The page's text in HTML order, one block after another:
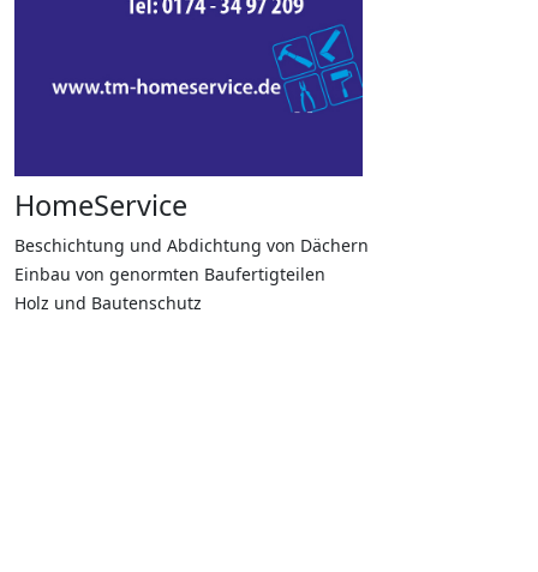
HomeService
Beschichtung und Abdichtung von Dächern
Einbau von genormten Baufertigteilen
Holz und Bautenschutz